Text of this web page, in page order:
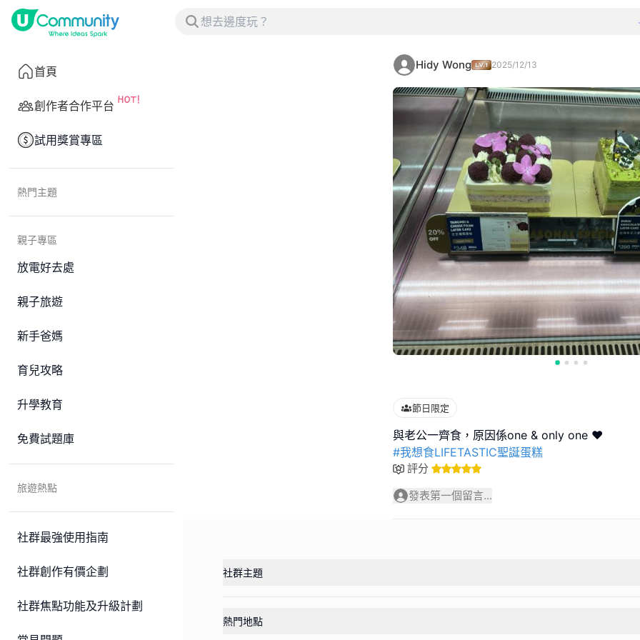
首頁
創作者合作平台
試用獎賞專區
熱門主題
親子專區
放電好去處
親子旅遊
新手爸媽
育兒攻略
升學教育
免費試題庫
旅遊熱點
社群最強使用指南
社群創作有價企劃
社群焦點功能及升級計劃
Hidy Wong 2025/12/13
節日限定
#我想食LIFETASTIC聖誕蛋糕
評分
發表第一個留言...
社群主題
熱門地點